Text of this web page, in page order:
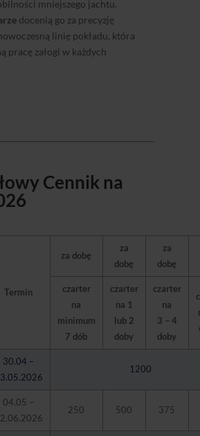
mniejszego jachtu.
docenią go za precyzję
linię pokładu, która
pracę załogi w każdych
Cennik na
Termin
za dobę
za
dobę
za
dobę
czarter
na
minimum
7 dób
czarter
na 1
lub 2
doby
czarter
na
3 – 4
doby
30.04 –
1200
04.05 –
250 500 375